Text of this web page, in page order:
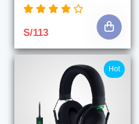
S/113
Hot